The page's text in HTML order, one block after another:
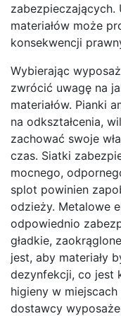
materiałów może
konsekwencji
Wybierając
zwrócić uwagę na
materiałów. Pianki
na odkształcenia,
zachować swoje
czas. Siatki
mocnego,
splot powinien
odzieży. Metalowe
odpowiednio
gładkie,
jest, aby materiały
dezynfekcji, co jest
higieny w
dostawcy